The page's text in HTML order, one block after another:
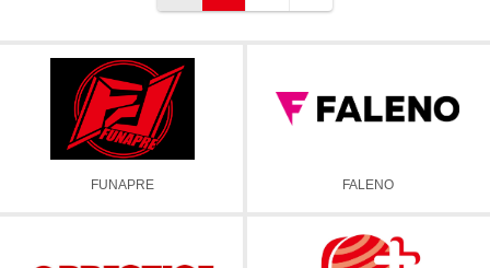
FUNAPRE FALENO